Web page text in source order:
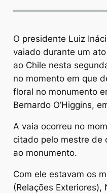
O presidente Luiz
vaiado durante um
ao Chile nesta
no momento em que
floral no monumento
Bernardo O’Higgins,
A vaia ocorreu no
citado pelo mestre de
ao monumento.
Com ele estavam os
(Relações Exteriores),